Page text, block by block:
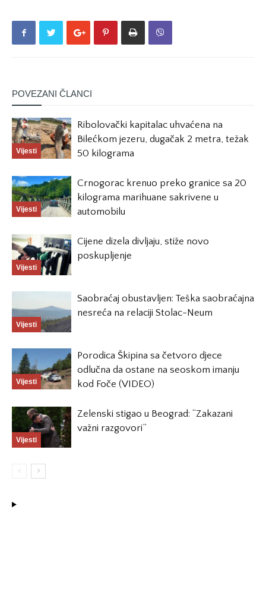
POVEZANI ČLANCI
Vijesti
Ribolovački kapitalac uhvaćena na
Bilećkom jezeru, dugačak 2 metra, težak
50 kilograma
Vijesti
Crnogorac krenuo preko granice sa 20
kilograma marihuane sakrivene u
automobilu
Vijesti
Cijene dizela divljaju, stiže novo
poskupljenje
Vijesti
Saobraćaj obustavljen: Teška saobraćajna
nesreća na relaciji Stolac-Neum
Vijesti
Porodica Škipina sa četvoro djece
odlučna da ostane na seoskom imanju
kod Foče (VIDEO)
Vijesti
Zelenski stigao u Beograd: “Zakazani
važni razgovori”